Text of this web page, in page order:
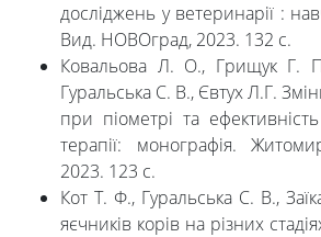
досліджень у ветеринарії :
Вид. НОВОград, 2023. 132 с.
Ковальова Л. О., Грищук Г.
Гуральська С. В., Євтух Л.Г.
при піометрі та
терапії: монографія.
2023. 123 с.
Кот Т. Ф., Гуральська С. В.,
яєчників корів на різних